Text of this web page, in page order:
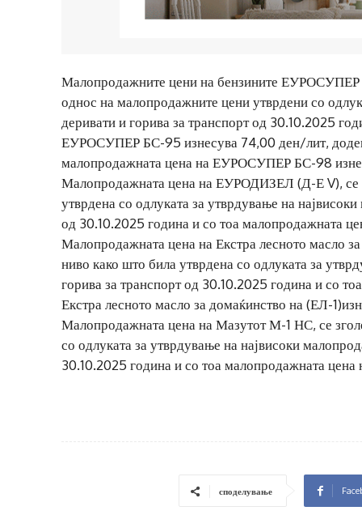
Малопродажните цени на бензините
однос на малопродажните цени утврдени со
деривати и горива за транспорт од 30.10.2025
ЕУРОСУПЕР БС-95 изнесува 74,00 ден/лит,
малопродажната цена на ЕУРОСУПЕР БС-98
Малопродажната цена на ЕУРОДИЗЕЛ (Д-Е V), се
утврдена со одлуката за утврдување на
од 30.10.2025 година и со тоа малопродажната
Малопродажната цена на Екстра лесното масло
ниво како што била утврдена со одлуката за
горива за транспорт од 30.10.2025 година и со
Екстра лесното масло за домаќинство на (ЕЛ-
Малопродажната цена на Мазутот М-1 НС, се
со одлуката за утврдување на највисоки
30.10.2025 година и со тоа малопродажната
споделување